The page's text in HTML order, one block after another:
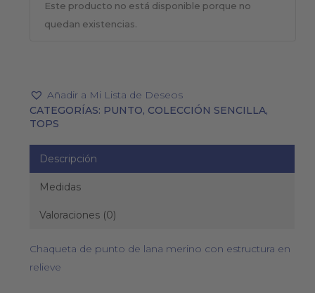
Este producto no está disponible porque no
quedan existencias.
Añadir a Mi Lista de Deseos
CATEGORÍAS: PUNTO, COLECCIÓN SENCILLA,
TOPS
Descripción
Medidas
Valoraciones (0)
Chaqueta de punto de lana merino con estructura en
relieve